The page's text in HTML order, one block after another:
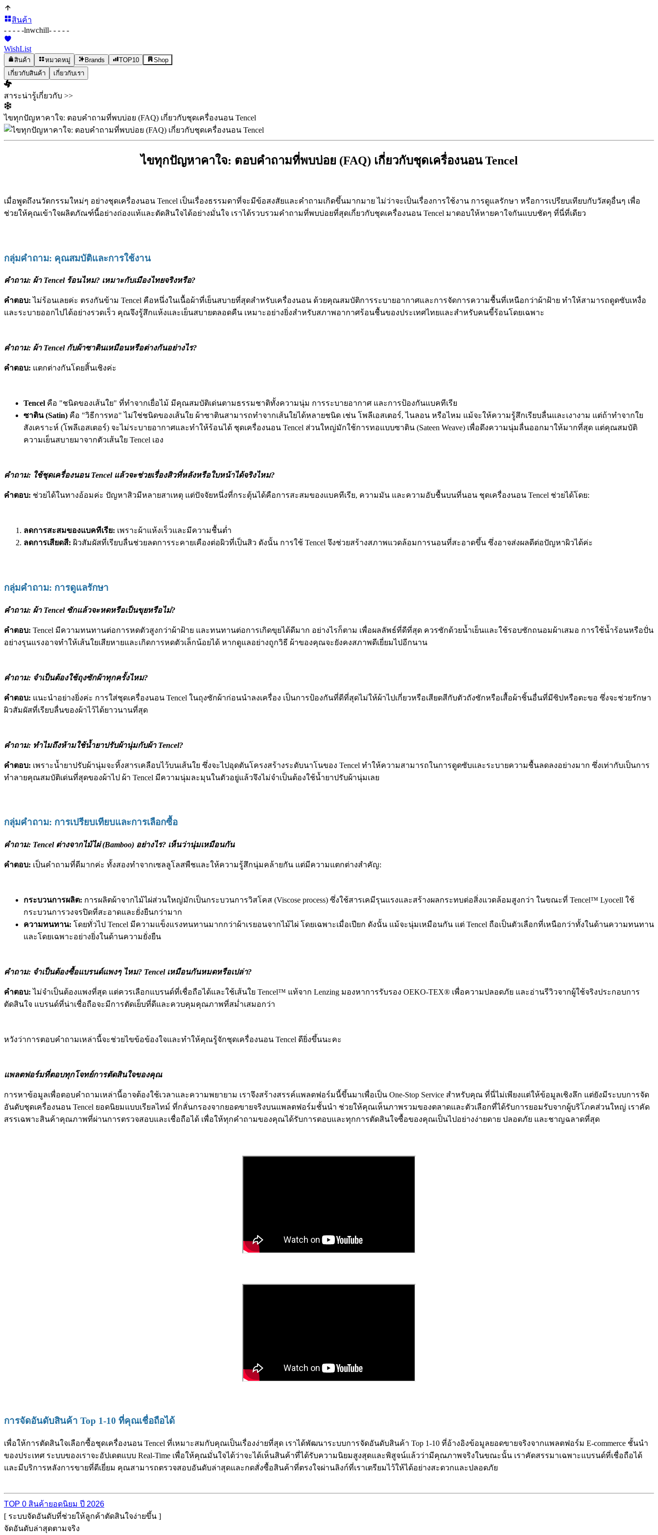
สินค้า
- - - - -lnwchill- - - - -
WishList
สินค้า หมวดหมู่ Brands TOP10
Shop
เกี่ยวกับสินค้า
เกี่ยวกับเรา
สาระน่ารู้เกี่ยวกับ >>
ไขทุกปัญหาคาใจ: ตอบคำถามที่พบบ่อย (FAQ) เกี่ยวกับชุดเครื่องนอน Tencel
ไขทุกปัญหาคาใจ: ตอบคำถามที่พบบ่อย (FAQ) เกี่ยวกับชุดเครื่องนอน Tencel
เมื่อพูดถึงนวัตกรรมใหม่ๆ อย่างชุดเครื่องนอน Tencel เป็นเรื่องธรรมดาที่จะมีข้อสงสัยและคำถามเกิดขึ้นมากมาย ไม่ว่าจะเป็นเรื่องการใช้งาน การดูแลรักษา หรือการเปรียบเทียบกับวัสดุอื่นๆ เพื่อ
ช่วยให้คุณเข้าใจผลิตภัณฑ์นี้อย่างถ่องแท้และตัดสินใจได้อย่างมั่นใจ เราได้รวบรวมคำถามที่พบบ่อยที่สุดเกี่ยวกับชุดเครื่องนอน Tencel มาตอบให้หายคาใจกันแบบชัดๆ ที่นี่ที่เดียว
กลุ่มคำถาม: คุณสมบัติและการใช้งาน
คำถาม: ผ้า Tencel ร้อนไหม? เหมาะกับเมืองไทยจริงหรือ?
คำตอบ: ไม่ร้อนเลยค่ะ ตรงกันข้าม Tencel คือหนึ่งในเนื้อผ้าที่เย็นสบายที่สุดสำหรับเครื่องนอน ด้วยคุณสมบัติการระบายอากาศและการจัดการความชื้นที่เหนือกว่าผ้าฝ้าย ทำให้สามารถดูดซับเหงื่อ
และระบายออกไปได้อย่างรวดเร็ว คุณจึงรู้สึกแห้งและเย็นสบายตลอดคืน เหมาะอย่างยิ่งสำหรับสภาพอากาศร้อนชื้นของประเทศไทยและสำหรับคนขี้ร้อนโดยเฉพาะ
คำถาม: ผ้า Tencel กับผ้าซาตินเหมือนหรือต่างกันอย่างไร?
คำตอบ: แตกต่างกันโดยสิ้นเชิงค่ะ
Tencel คือ "ชนิดของเส้นใย" ที่ทำจากเยื่อไม้ มีคุณสมบัติเด่นตามธรรมชาติทั้งความนุ่ม การระบายอากาศ และการป้องกันแบคทีเรีย
ซาติน (Satin) คือ "วิธีการทอ" ไม่ใช่ชนิดของเส้นใย ผ้าซาตินสามารถทำจากเส้นใยได้หลายชนิด เช่น โพลีเอสเตอร์, ไนลอน หรือไหม แม้จะให้ความรู้สึกเรียบลื่นและเงางาม แต่ถ้าทำจากใย
สังเคราะห์ (โพลีเอสเตอร์) จะไม่ระบายอากาศและทำให้ร้อนได้ ชุดเครื่องนอน Tencel ส่วนใหญ่มักใช้การทอแบบซาติน (Sateen Weave) เพื่อดึงความนุ่มลื่นออกมาให้มากที่สุด แต่คุณสมบัติ
ความเย็นสบายมาจากตัวเส้นใย Tencel เอง
คำถาม: ใช้ชุดเครื่องนอน Tencel แล้วจะช่วยเรื่องสิวที่หลังหรือใบหน้าได้จริงไหม?
คำตอบ: ช่วยได้ในทางอ้อมค่ะ ปัญหาสิวมีหลายสาเหตุ แต่ปัจจัยหนึ่งที่กระตุ้นได้คือการสะสมของแบคทีเรีย, ความมัน และความอับชื้นบนที่นอน ชุดเครื่องนอน Tencel ช่วยได้โดย:
ลดการสะสมของแบคทีเรีย: เพราะผ้าแห้งเร็วและมีความชื้นต่ำ
ลดการเสียดสี: ผิวสัมผัสที่เรียบลื่นช่วยลดการระคายเคืองต่อผิวที่เป็นสิว ดังนั้น การใช้ Tencel จึงช่วยสร้างสภาพแวดล้อมการนอนที่สะอาดขึ้น ซึ่งอาจส่งผลดีต่อปัญหาผิวได้ค่ะ
กลุ่มคำถาม: การดูแลรักษา
คำถาม: ผ้า Tencel ซักแล้วจะหดหรือเป็นขุยหรือไม่?
คำตอบ: Tencel มีความทนทานต่อการหดตัวสูงกว่าผ้าฝ้าย และทนทานต่อการเกิดขุยได้ดีมาก อย่างไรก็ตาม เพื่อผลลัพธ์ที่ดีที่สุด ควรซักด้วยน้ำเย็นและใช้รอบซักถนอมผ้าเสมอ การใช้น้ำร้อนหรือปั่น
อย่างรุนแรงอาจทำให้เส้นใยเสียหายและเกิดการหดตัวเล็กน้อยได้ หากดูแลอย่างถูกวิธี ผ้าของคุณจะยังคงสภาพดีเยี่ยมไปอีกนาน
คำถาม: จำเป็นต้องใช้ถุงซักผ้าทุกครั้งไหม?
คำตอบ: แนะนำอย่างยิ่งค่ะ การใส่ชุดเครื่องนอน Tencel ในถุงซักผ้าก่อนนำลงเครื่อง เป็นการป้องกันที่ดีที่สุดไม่ให้ผ้าไปเกี่ยวหรือเสียดสีกับตัวถังซักหรือเสื้อผ้าชิ้นอื่นที่มีซิปหรือตะขอ ซึ่งจะช่วยรักษา
ผิวสัมผัสที่เรียบลื่นของผ้าไว้ได้ยาวนานที่สุด
คำถาม: ทำไมถึงห้ามใช้น้ำยาปรับผ้านุ่มกับผ้า Tencel?
คำตอบ: เพราะน้ำยาปรับผ้านุ่มจะทิ้งสารเคลือบไว้บนเส้นใย ซึ่งจะไปอุดตันโครงสร้างระดับนาโนของ Tencel ทำให้ความสามารถในการดูดซับและระบายความชื้นลดลงอย่างมาก ซึ่งเท่ากับเป็นการ
ทำลายคุณสมบัติเด่นที่สุดของผ้าไป ผ้า Tencel มีความนุ่มละมุนในตัวอยู่แล้วจึงไม่จำเป็นต้องใช้น้ำยาปรับผ้านุ่มเลย
กลุ่มคำถาม: การเปรียบเทียบและการเลือกซื้อ
คำถาม: Tencel ต่างจากไม้ไผ่ (Bamboo) อย่างไร? เห็นว่านุ่มเหมือนกัน
คำตอบ: เป็นคำถามที่ดีมากค่ะ ทั้งสองทำจากเซลลูโลสพืชและให้ความรู้สึกนุ่มคล้ายกัน แต่มีความแตกต่างสำคัญ:
กระบวนการผลิต: การผลิตผ้าจากไม้ไผ่ส่วนใหญ่มักเป็นกระบวนการวิสโคส (Viscose process) ซึ่งใช้สารเคมีรุนแรงและสร้างผลกระทบต่อสิ่งแวดล้อมสูงกว่า ในขณะที่ Tencel™ Lyocell ใช้
กระบวนการวงจรปิดที่สะอาดและยั่งยืนกว่ามาก
ความทนทาน: โดยทั่วไป Tencel มีความแข็งแรงทนทานมากกว่าผ้าเรยอนจากไม้ไผ่ โดยเฉพาะเมื่อเปียก ดังนั้น แม้จะนุ่มเหมือนกัน แต่ Tencel ถือเป็นตัวเลือกที่เหนือกว่าทั้งในด้านความทนทาน
และโดยเฉพาะอย่างยิ่งในด้านความยั่งยืน
คำถาม: จำเป็นต้องซื้อแบรนด์แพงๆ ไหม? Tencel เหมือนกันหมดหรือเปล่า?
คำตอบ: ไม่จำเป็นต้องแพงที่สุด แต่ควรเลือกแบรนด์ที่เชื่อถือได้และใช้เส้นใย Tencel™ แท้จาก Lenzing มองหาการรับรอง OEKO-TEX® เพื่อความปลอดภัย และอ่านรีวิวจากผู้ใช้จริงประกอบการ
ตัดสินใจ แบรนด์ที่น่าเชื่อถือจะมีการตัดเย็บที่ดีและควบคุมคุณภาพที่สม่ำเสมอกว่า
หวังว่าการตอบคำถามเหล่านี้จะช่วยไขข้อข้องใจและทำให้คุณรู้จักชุดเครื่องนอน Tencel ดียิ่งขึ้นนะคะ
แพลตฟอร์มที่ตอบทุกโจทย์การตัดสินใจของคุณ
การหาข้อมูลเพื่อตอบคำถามเหล่านี้อาจต้องใช้เวลาและความพยายาม เราจึงสร้างสรรค์แพลตฟอร์มนี้ขึ้นมาเพื่อเป็น One-Stop Service สำหรับคุณ ที่นี่ไม่เพียงแต่ให้ข้อมูลเชิงลึก แต่ยังมีระบบการจัด
อันดับชุดเครื่องนอน Tencel ยอดนิยมแบบเรียลไทม์ ที่กลั่นกรองจากยอดขายจริงบนแพลตฟอร์มชั้นนำ ช่วยให้คุณเห็นภาพรวมของตลาดและตัวเลือกที่ได้รับการยอมรับจากผู้บริโภคส่วนใหญ่ เราคัด
สรรเฉพาะสินค้าคุณภาพที่ผ่านการตรวจสอบและเชื่อถือได้ เพื่อให้ทุกคำถามของคุณได้รับการตอบและทุกการตัดสินใจซื้อของคุณเป็นไปอย่างง่ายดาย ปลอดภัย และชาญฉลาดที่สุด
การจัดอันดับสินค้า Top 1-10 ที่คุณเชื่อถือได้
เพื่อให้การตัดสินใจเลือกซื้อชุดเครื่องนอน Tencel ที่เหมาะสมกับคุณเป็นเรื่องง่ายที่สุด เราได้พัฒนาระบบการจัดอันดับสินค้า Top 1-10 ที่อ้างอิงข้อมูลยอดขายจริงจากแพลตฟอร์ม E-commerce ชั้นนำ
ของประเทศ ระบบของเราจะอัปเดตแบบ Real-Time เพื่อให้คุณมั่นใจได้ว่าจะได้เห็นสินค้าที่ได้รับความนิยมสูงสุดและพิสูจน์แล้วว่ามีคุณภาพจริงในขณะนั้น เราคัดสรรมาเฉพาะแบรนด์ที่เชื่อถือได้
และมีบริการหลังการขายที่ดีเยี่ยม คุณสามารถตรวจสอบอันดับล่าสุดและกดสั่งซื้อสินค้าที่ตรงใจผ่านลิงก์ที่เราเตรียมไว้ให้ได้อย่างสะดวกและปลอดภัย
TOP 0 สินค้ายอดนิยม ปี 2026
[ ระบบจัดอันดับที่ช่วยให้ลูกค้าตัดสินใจง่ายขึ้น ]
จัดอันดับล่าสุดตามจริง